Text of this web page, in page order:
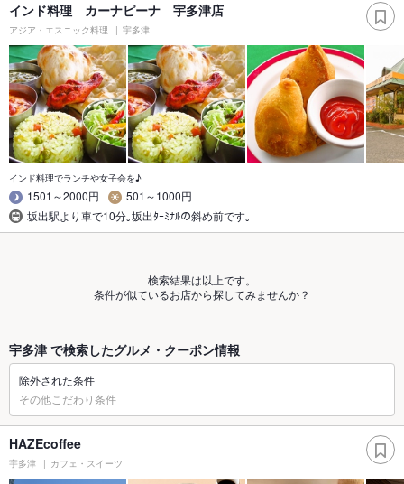
インド料理 カーナピーナ 宇多津店
アジア・エスニック料理 宇多津
インド料理でランチや女子会を♪
1501～2000円
501～1000円
坂出駅より車で10分｡坂出ﾀｰﾐﾅﾙの斜め前です｡
検索結果は以上です。
条件が似ているお店から探してみませんか？
宇多津 で検索したグルメ・クーポン情報
除外された条件
その他こだわり条件
HAZEcoffee
宇多津 カフェ・スイーツ